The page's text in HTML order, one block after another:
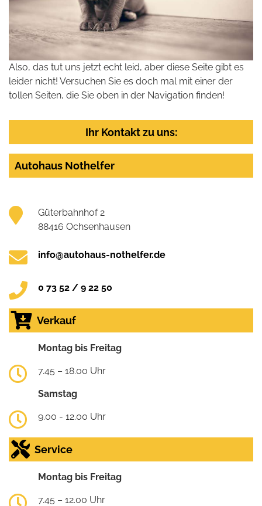
Also, das tut uns jetzt echt leid, aber diese Seite gibt es
leider nicht! Versuchen Sie es doch mal mit einer der
tollen Seiten, die Sie oben in der Navigation finden!
Ihr Kontakt zu uns:
Autohaus Nothelfer
Güterbahnhof 2
88416 Ochsenhausen
info@autohaus-nothelfer.de
0 73 52 / 9 22 50
Verkauf
Montag bis Freitag
7.45 – 18.00 Uhr
Samstag
9.00 - 12.00 Uhr
Service
Montag bis Freitag
7.45 – 12.00 Uhr